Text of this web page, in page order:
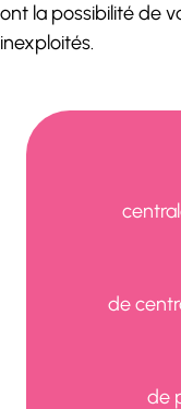
ont la possibilité de
inexploités.
de
de